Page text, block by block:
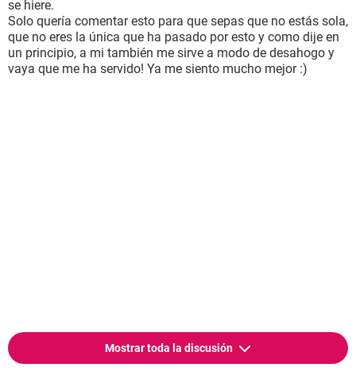
se hiere.
Solo quería comentar esto para que sepas que no estás sola,
que no eres la única que ha pasado por esto y como dije en
un principio, a mi también me sirve a modo de desahogo y
vaya que me ha servido! Ya me siento mucho mejor :)
Mostrar toda la discusión